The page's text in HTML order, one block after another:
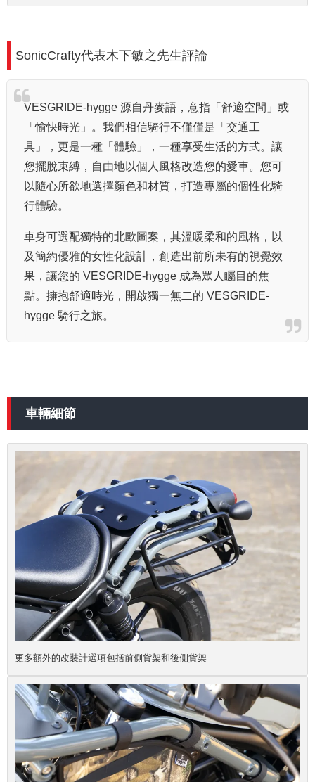
SonicCrafty代表木下敏之先生評論
VESGRIDE-hygge 源自丹麥語，意指「舒適空間」或
「愉快時光」。我們相信騎行不僅僅是「交通工
具」，更是一種「體驗」，一種享受生活的方式。讓
您擺脫束縛，自由地以個人風格改造您的愛車。您可
以隨心所欲地選擇顏色和材質，打造專屬的個性化騎
行體驗。
車身可選配獨特的北歐圖案，其溫暖柔和的風格，以
及簡約優雅的女性化設計，創造出前所未有的視覺效
果，讓您的 VESGRIDE-hygge 成為眾人矚目的焦
點。擁抱舒適時光，開啟獨一無二的 VESGRIDE-
hygge 騎行之旅。
車輛細節
更多額外的改裝計選項包括前側貨架和後側貨架